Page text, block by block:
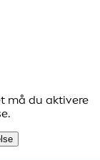
må du aktivere